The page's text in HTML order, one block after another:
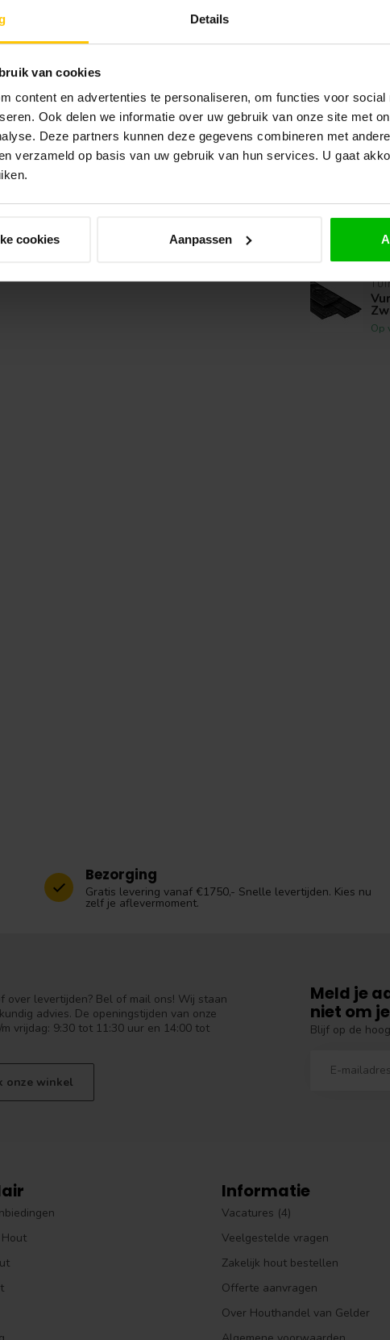
Details
van cookies
content en advertenties te personaliseren, om functies voor social
Ook delen we informatie over uw gebruik van onze site met
Deze partners kunnen deze gegevens combineren met
verzameld op basis van uw gebruik van hun services. U gaat
cookies Aanpassen
Op
Op
Bezorging
Gratis levering vanaf €1750,- Snelle levertijden. Kies nu
zelf je aflevermoment.
over levertijden? Bel of mail ons! Wij staan
advies. De openingstijden van onze
vrijdag: 9:30 tot 11:30 uur en 14:00 tot
onze winkel
Meld je
niet om
Blijf op de
Informatie
Vacatures (4)
Veelgestelde vragen
Zakelijk hout bestellen
Offerte aanvragen
Over Houthandel van Gelder